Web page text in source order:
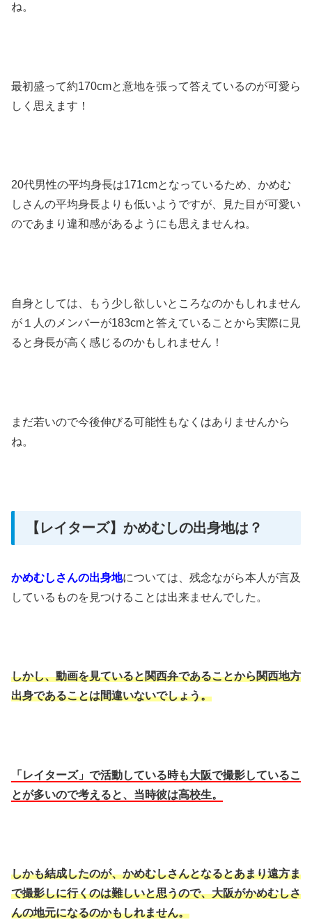
ね。
最初盛って約170cmと意地を張って答えているのが可愛ら
しく思えます！
20代男性の平均身長は171cmとなっているため、かめむ
しさんの平均身長よりも低いようですが、見た目が可愛い
のであまり違和感があるようにも思えませんね。
自身としては、もう少し欲しいところなのかもしれません
が１人のメンバーが183cmと答えていることから実際に見
ると身長が高く感じるのかもしれません！
まだ若いので今後伸びる可能性もなくはありませんから
ね。
【レイターズ】かめむしの出身地は？
かめむしさんの出身地については、残念ながら本人が言及
しているものを見つけることは出来ませんでした。
しかし、動画を見ていると関西弁であることから関西地方
出身であることは間違いないでしょう。
「レイターズ」で活動している時も大阪で撮影しているこ
とが多いので考えると、当時彼は高校生。
しかも結成したのが、かめむしさんとなるとあまり遠方ま
で撮影しに行くのは難しいと思うので、大阪がかめむしさ
んの地元になるのかもしれません。